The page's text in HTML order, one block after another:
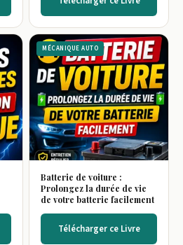
MÉCANIQUE AUTO
Batterie de voiture :
Prolongez la durée de vie
de votre batterie facilement
Télécharger ce Livre